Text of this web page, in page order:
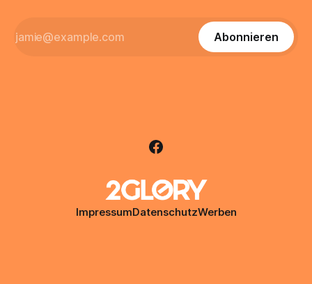
Abonnieren
ImpressumDatenschutzWerben